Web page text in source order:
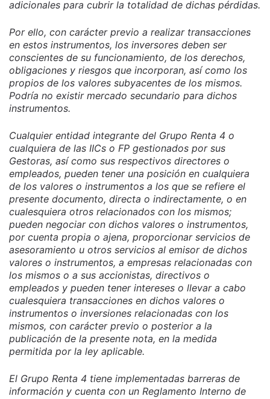
adicionales para cubrir la totalidad de dichas pérdidas.
Por ello, con carácter previo a realizar transacciones
en estos instrumentos, los inversores deben ser
conscientes de su funcionamiento, de los derechos,
obligaciones y riesgos que incorporan, así como los
propios de los valores subyacentes de los mismos.
Podría no existir mercado secundario para dichos
instrumentos.
Cualquier entidad integrante del Grupo Renta 4 o
cualquiera de las IICs o FP gestionados por sus
Gestoras, así como sus respectivos directores o
empleados, pueden tener una posición en cualquiera
de los valores o instrumentos a los que se refiere el
presente documento, directa o indirectamente, o en
cualesquiera otros relacionados con los mismos;
pueden negociar con dichos valores o instrumentos,
por cuenta propia o ajena, proporcionar servicios de
asesoramiento u otros servicios al emisor de dichos
valores o instrumentos, a empresas relacionadas con
los mismos o a sus accionistas, directivos o
empleados y pueden tener intereses o llevar a cabo
cualesquiera transacciones en dichos valores o
instrumentos o inversiones relacionadas con los
mismos, con carácter previo o posterior a la
publicación de la presente nota, en la medida
permitida por la ley aplicable.
El Grupo Renta 4 tiene implementadas barreras de
información y cuenta con un Reglamento Interno de